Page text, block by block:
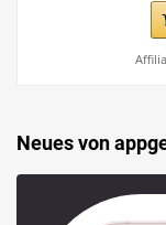
Neues von